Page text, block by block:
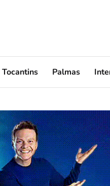
Tocantins Palmas